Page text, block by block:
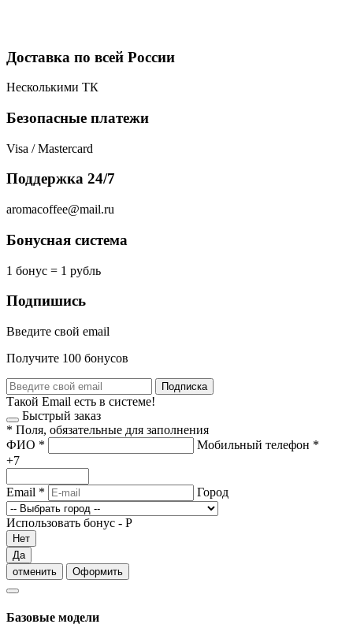
Доставка по всей России
Несколькими ТК
Безопасные платежи
Visa / Mastercard
Поддержка 24/7
aromacoffee@mail.ru
Бонусная система
1 бонус = 1 рубль
Подпишись
Введите свой email
Получите 100 бонусов
Подписка
Такой Email есть в системе!
Быстрый заказ
* Поля, обязательные для заполнения
ФИО * Мобильный телефон *
+7
Email * Город
Использовать бонус - Р
Нет
Да
отменить
Оформить
Базовые модели